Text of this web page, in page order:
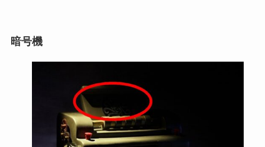
暗号機